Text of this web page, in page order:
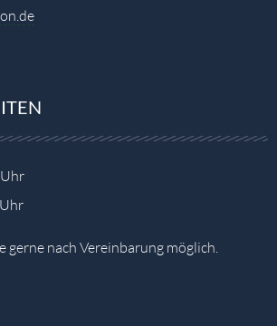
gerne nach Vereinbarung möglich.